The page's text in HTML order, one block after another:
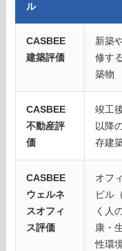
ル
CASBEE
建築評価
新築
修す
築物
CASBEE
不動産評
価
竣工
以降
存建
CASBEE
ウェルネ
スオフィ
ス評価
オフ
ビル
く人
康・
性環境